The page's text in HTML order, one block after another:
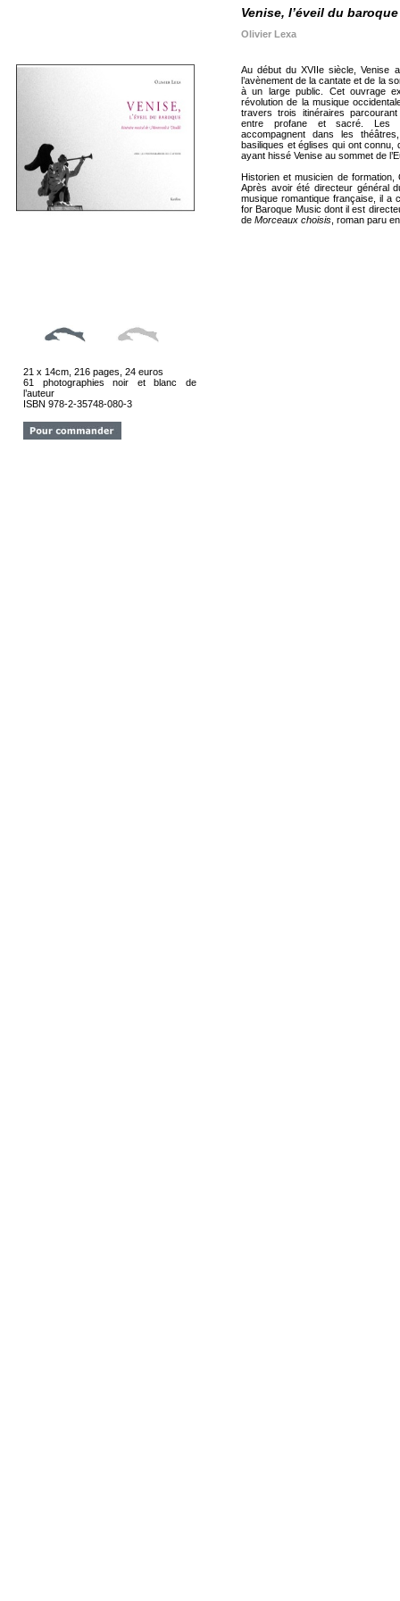
21 x 14cm, 216 pages, 24 euros
61 photographies noir et blanc de
l’auteur
ISBN 978-2-35748-080-3
Venise, l’éveil du baroque
Olivier Lexa
Au début du XVIIe siècle, Venise
l’avènement de la cantate et de la
à un large public. Cet ouvrage
révolution de la musique
travers trois itinéraires
entre profane et sacré. Les
accompagnent dans les
basiliques et églises qui ont connu,
ayant hissé Venise au sommet de
Historien et musicien de
Après avoir été directeur général
musique romantique française, il a
for Baroque Music dont il est
de Morceaux choisis , roman paru